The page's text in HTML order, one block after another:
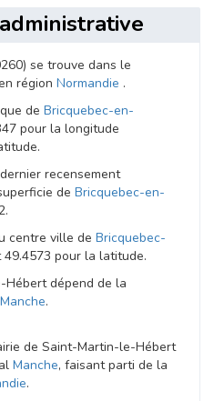
se trouve dans le
région Normandie .
de Bricquebec-en-
pour la longitude
recensement
de Bricquebec-en-
centre ville de Bricquebec-
pour la latitude.
Hébert dépend de la
Manche.
de Saint-Martin-le-Hébert
Manche, faisant parti de la
.